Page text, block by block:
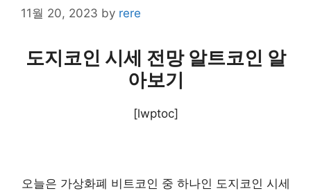
11월 20, 2023 by rere
도지코인 시세 전망 알트코인 알
아보기
[lwptoc]
오늘은 가상화폐 비트코인 중 하나인 도지코인 시세